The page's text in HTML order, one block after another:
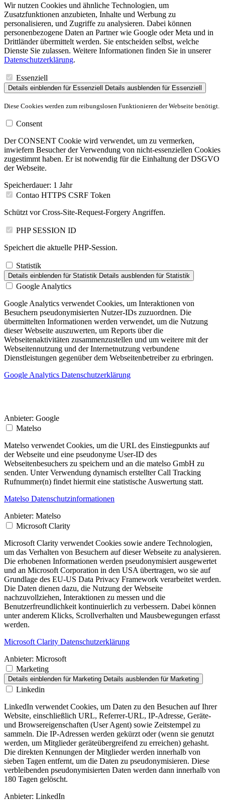
Wir nutzen Cookies und ähnliche Technologien, um
Zusatzfunktionen anzubieten, Inhalte und Werbung zu
personalisieren, und Zugriffe zu analysieren. Dabei können
personenbezogene Daten an Partner wie Google oder Meta und in
Drittländer übermittelt werden. Sie entscheiden selbst, welche
Dienste Sie zulassen. Weitere Informationen finden Sie in unserer
Datenschutzerklärung.
Essenziell
Details einblenden für Essenziell Details ausblenden für Essenziell
Diese Cookies werden zum reibungslosen Funktionieren der Webseite benötigt.
Consent
Der CONSENT Cookie wird verwendet, um zu vermerken,
inwiefern Besucher der Verwendung von nicht-essenziellen Cookies
zugestimmt haben. Er ist notwendig für die Einhaltung der DSGVO
der Webseite.
Speicherdauer: 1 Jahr
Contao HTTPS CSRF Token
Schützt vor Cross-Site-Request-Forgery Angriffen.
PHP SESSION ID
Speichert die aktuelle PHP-Session.
Statistik
Details einblenden für Statistik Details ausblenden für Statistik
Google Analytics
Google Analytics verwendet Cookies, um Interaktionen von
Besuchern pseudonymisierten Nutzer-IDs zuzuordnen. Die
übermittelten Informationen werden verwendet, um die Nutzung
dieser Webseite auszuwerten, um Reports über die
Webseitenaktivitäten zusammenzustellen und um weitere mit der
Webseitennutzung und der Internetnutzung verbundene
Dienstleistungen gegenüber dem Webseitenbetreiber zu erbringen.
Google Analytics Datenschutzerklärung
Anbieter: Google
Matelso
Matelso verwendet Cookies, um die URL des Einstiegpunkts auf
der Webseite und eine pseudonyme User-ID des
Webseitenbesuchers zu speichern und an die matelso GmbH zu
senden. Unter Verwendung dynamisch erstellter Call Tracking
Rufnummer(n) findet hiermit eine statistische Auswertung statt.
Matelso Datenschutzinformationen
Anbieter: Matelso
Microsoft Clarity
Microsoft Clarity verwendet Cookies sowie andere Technologien,
um das Verhalten von Besuchern auf dieser Webseite zu analysieren.
Die erhobenen Informationen werden pseudonymisiert ausgewertet
und an Microsoft Corporation in den USA übertragen, wo sie auf
Grundlage des EU-US Data Privacy Framework verarbeitet werden.
Die Daten dienen dazu, die Nutzung der Webseite
nachzuvollziehen, Interaktionen zu messen und die
Benutzerfreundlichkeit kontinuierlich zu verbessern. Dabei können
unter anderem Klicks, Scrollverhalten und Mausbewegungen erfasst
werden.
Microsoft Clarity Datenschutzerklärung
Anbieter: Microsoft
Marketing
Details einblenden für Marketing Details ausblenden für Marketing
Linkedin
LinkedIn verwendet Cookies, um Daten zu den Besuchen auf Ihrer
Website, einschließlich URL, Referrer-URL, IP-Adresse, Geräte-
und Browsereigenschaften (User Agent) sowie Zeitstempel zu
sammeln. Die IP-Adressen werden gekürzt oder (wenn sie genutzt
werden, um Mitglieder geräteübergreifend zu erreichen) gehasht.
Die direkten Kennungen der Mitglieder werden innerhalb von
sieben Tagen entfernt, um die Daten zu pseudonymisieren. Diese
verbleibenden pseudonymisierten Daten werden dann innerhalb von
180 Tagen gelöscht.
Anbieter: LinkedIn